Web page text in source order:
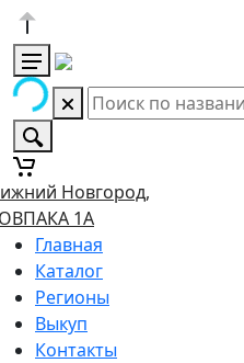
Новгород,
1А
Главная
Каталог
Регионы
Выкуп
Контакты